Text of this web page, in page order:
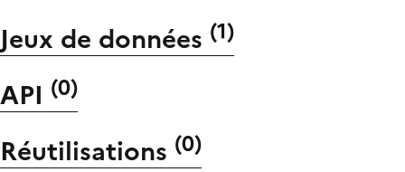
Jeux de données (1)
API (0)
Réutilisations (0)